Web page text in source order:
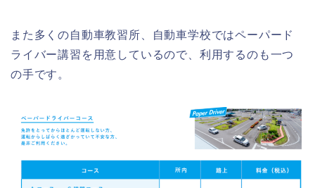
また多くの自動車教習所、自動車学校ではペーパード
ライバー講習を用意しているので、利用するのも一つ
の手です。